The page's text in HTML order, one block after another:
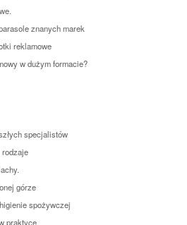
znanych marek
reklamowe
w dużym formacie?
specjalistów
rodzaje
górze
spożywczej
praktyce